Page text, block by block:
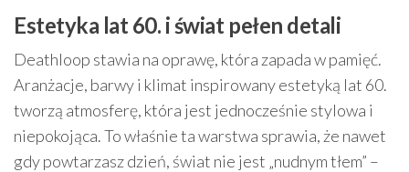
Estetyka lat 60. i świat pełen detali
Deathloop stawia na oprawę, która zapada w pamięć.
Aranżacje, barwy i klimat inspirowany estetyką lat 60.
tworzą atmosferę, która jest jednocześnie stylowa i
niepokojąca. To właśnie ta warstwa sprawia, że nawet
gdy powtarzasz dzień, świat nie jest „nudnym tłem” –